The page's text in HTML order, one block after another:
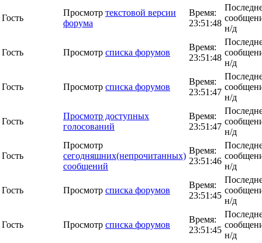
Гость
Просмотр текстовой версии
форума
Время:
23:51:48
н/д
Гость Просмотр списка форумов
Время:
23:51:48
н/д
Гость Просмотр списка форумов
Время:
23:51:47
н/д
Гость
Просмотр доступных
голосований
Время:
23:51:47
н/д
Гость
Просмотр
сегодняшних(непрочитанных)
сообщений
Время:
23:51:46
н/д
Гость Просмотр списка форумов
Время:
23:51:45
н/д
Гость Просмотр списка форумов
Время:
23:51:45
н/д